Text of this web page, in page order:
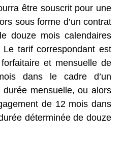
être souscrit pour une
sous forme d’un contrat
douze mois calendaires
Le tarif correspondant est
et mensuelle de
dans le cadre d’un
mensuelle, ou alors
de 12 mois dans
déterminée de douze